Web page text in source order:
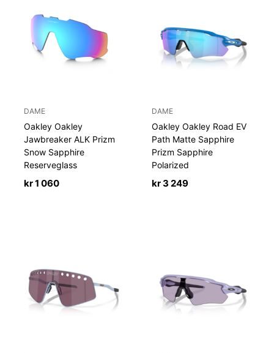
DAME
Oakley Oakley
Jawbreaker ALK Prizm
Snow Sapphire
Reserveglass
kr1 060
DAME
Oakley Oakley Road EV
Path Matte Sapphire
Prizm Sapphire
Polarized
kr3 249